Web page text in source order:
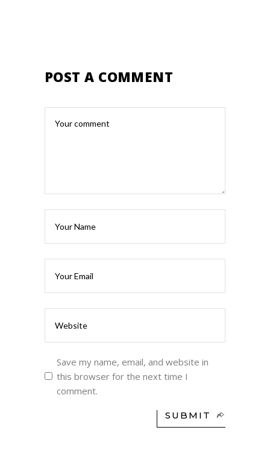
POST A COMMENT
Save my name, email, and website in
this browser for the next time I
comment.
SUBMIT